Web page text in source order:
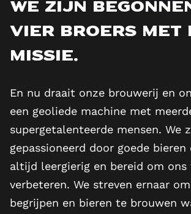
We zijn
vier broers met
missie.
En nu draait onze brouwerij en
een geoliede machine met
supergetalenteerde mensen. We
gepassioneerd door goede
altijd leergierig en bereid om ons
verbeteren. We streven ernaar
begrijpen en bieren te brouwen